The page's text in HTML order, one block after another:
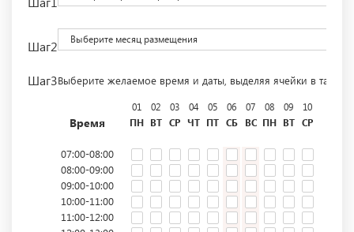
Шаг2 Выберите месяц размещения
Шаг3Выберите желаемое время и даты, выделяя ячейки в
Время
01
ПН
02
ВТ
03
СР
04
ЧТ
05
ПТ
06
СБ
07
ВС
08
ПН
09
ВТ
10
СР
07:00-08:00
08:00-09:00
09:00-10:00
10:00-11:00
11:00-12:00